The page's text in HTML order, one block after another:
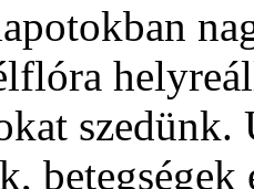
szedünk.